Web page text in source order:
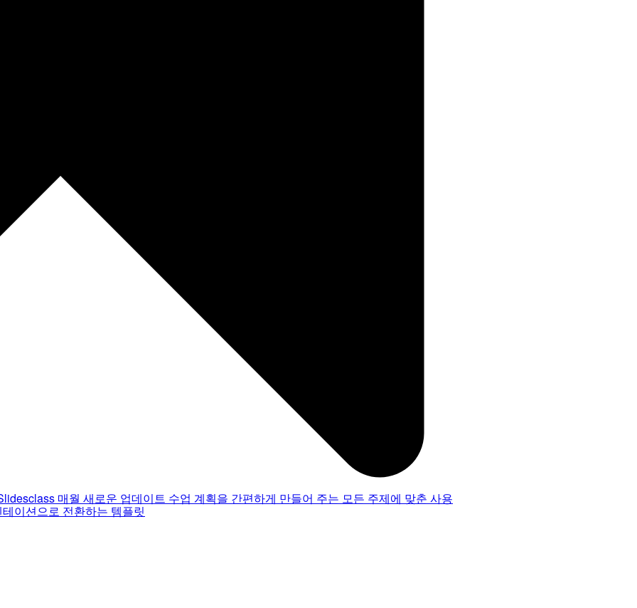
매월 새로운 업데이트 수업 계획을 간편하게 만들어 주는 모든 주제에 맞춘 사용
이션으로 전환하는 템플릿